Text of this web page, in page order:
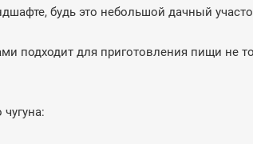
будь это небольшой дачный
подходит для приготовления пищи не